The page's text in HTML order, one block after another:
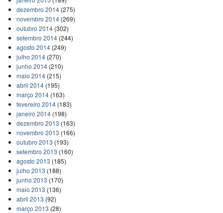
dezembro 2014(275)
novembro 2014(269)
outubro 2014(302)
setembro 2014(244)
agosto 2014(249)
julho 2014(270)
junho 2014(210)
maio 2014(215)
abril 2014(195)
março 2014(163)
fevereiro 2014(183)
janeiro 2014(198)
dezembro 2013 (163)
novembro 2013 (166)
outubro 2013 (193)
setembro 2013 (160)
agosto 2013 (185)
julho 2013 (188)
junho 2013 (170)
maio 2013 (136)
abril 2013 (92)
março 2013 (28)